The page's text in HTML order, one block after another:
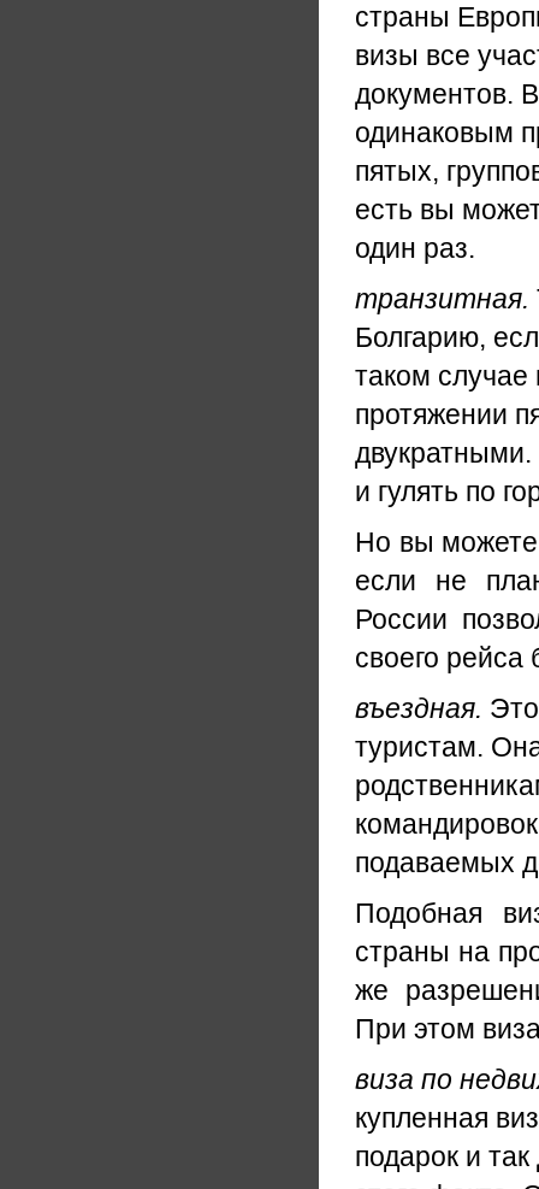
страны
визы все
документов.
одинаковым
пятых,
есть вы
один раз.
транзитная.
Болгарию,
таком
протяжении
двукратными.
и гулять по
Но вы можете
если не
России
своего рейса
въездная.
туристам.
подаваемых
Подобная
страны на
же
При этом
виза по
купленная
подарок и